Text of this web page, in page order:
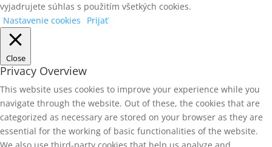
vyjadrujete súhlas s použitím všetkých cookies.
Nastavenie cookies
Prijať
Close
Privacy Overview
This website uses cookies to improve your experience while you
navigate through the website. Out of these, the cookies that are
categorized as necessary are stored on your browser as they are
essential for the working of basic functionalities of the website.